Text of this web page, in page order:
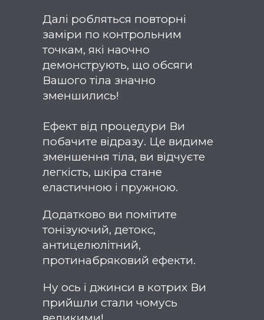
Далі робляться повторні
заміри по контрольним
точкам, які наочно
демонструють, що обсяги
Вашого тіла значно
зменшились!
Ефект від процедури Ви
побачите відразу. Це видиме
зменшення тіла, ви відчуєте
легкість, шкіра стане
еластичною і пружною.
Додатково ви помітите
тонізуючий, детокс,
антицелюлітний,
протинабряковий ефекти.
Ну ось і джинси в котрих Ви
прийшли стали чомусь